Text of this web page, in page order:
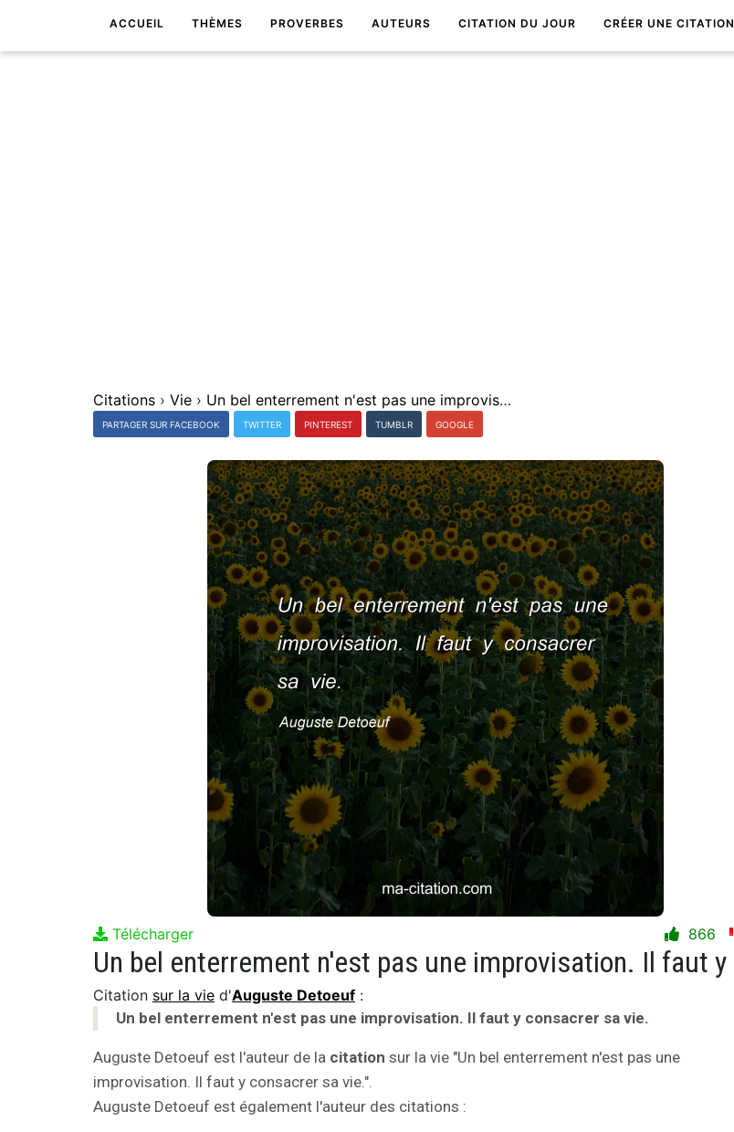
ACCUEIL THÈMES PROVERBES AUTEURS CITATION DU JOUR CRÉER UNE CITATION
Citations › Vie › Un bel enterrement n'est pas une improvisation. Il faut y consacrer sa vie.
PARTAGER SUR FACEBOOK TWITTER PINTEREST TUMBLR GOOGLE
Télécharger 866
Citation sur la vie d'Auguste Detoeuf :
Un bel enterrement n'est pas une improvisation. Il faut y consacrer sa vie.
Auguste Detoeuf est l'auteur de la citation sur la vie "Un bel enterrement n'est pas une
improvisation. Il faut y consacrer sa vie.".
Auguste Detoeuf est également l'auteur des citations :